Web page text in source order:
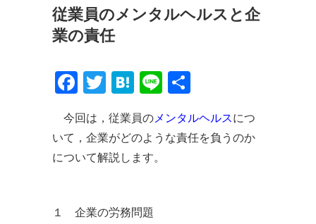
従業員のメンタルヘルスと企
業の責任
Facebook
Twitter
Hatena
Line
今回は，従業員の メンタルヘルスにつ
いて，企業がどのような責任を負うのか
について解説します。
１ 企業の労務問題